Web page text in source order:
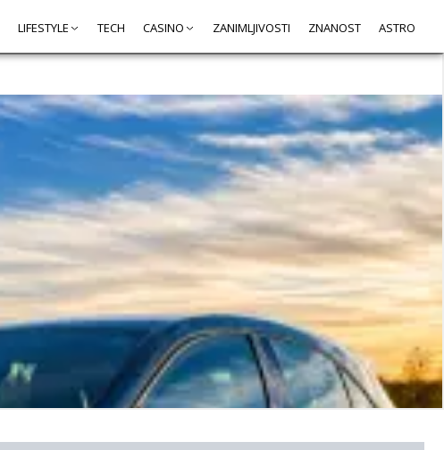
LIFESTYLE TECH CASINO ZANIMLJIVOSTI ZNANOST ASTRO